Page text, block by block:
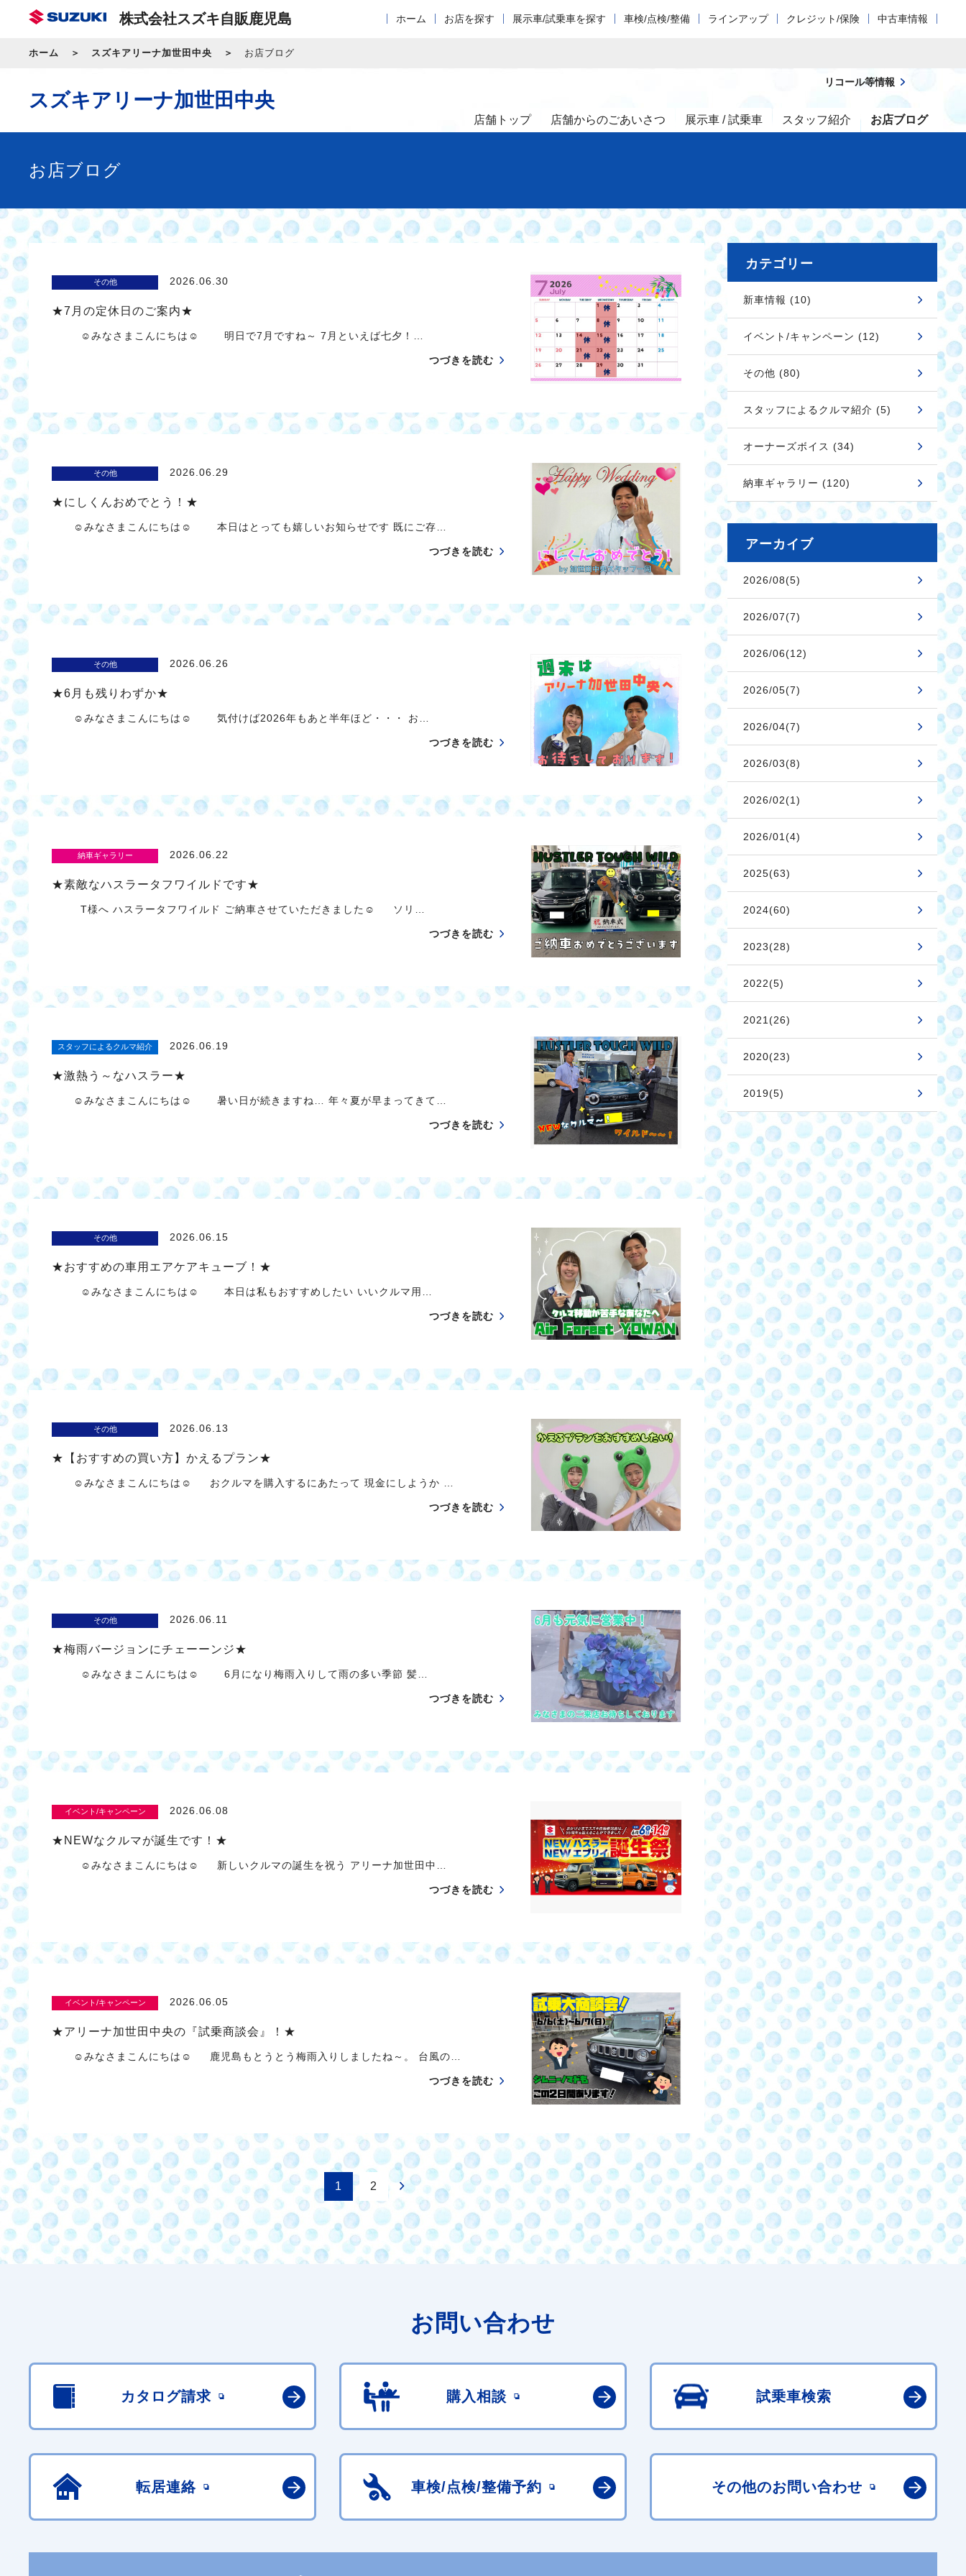
株式会社スズキ自販鹿児島 ホーム お店を探す 展示車/試乗車を探す 車検/点検/整備 ラインアップ クレジット/保険 中古車情報
ホーム スズキアリーナ加世田中央 お店ブログ
スズキアリーナ加世田中央
店舗トップ 店舗からのごあいさつ 展示車 / 試乗車 スタッフ紹介 お店ブログ
リコール等情報
お店ブログ
その他 2026.06.30
★7月の定休日のご案内★
☺みなさまこんにちは☺ 明日で7月ですね～ 7月といえば七夕！…
つづきを読む
その他 2026.06.29
★にしくんおめでとう！★
☺みなさまこんにちは☺ 本日はとっても嬉しいお知らせです 既にご存…
つづきを読む
その他 2026.06.26
★6月も残りわずか★
☺みなさまこんにちは☺ 気付けば2026年もあと半年ほど・・・ お…
つづきを読む
納車ギャラリー 2026.06.22
★素敵なハスラータフワイルドです★
T様へ ハスラータフワイルド ご納車させていただきました☺ ソリ…
つづきを読む
スタッフによるクルマ紹介 2026.06.19
★激熱う～なハスラー★
☺みなさまこんにちは☺ 暑い日が続きますね… 年々夏が早まってきて…
つづきを読む
その他 2026.06.15
★おすすめの車用エアケアキューブ！★
☺みなさまこんにちは☺ 本日は私もおすすめしたい いいクルマ用…
つづきを読む
その他 2026.06.13
★【おすすめの買い方】かえるプラン★
☺みなさまこんにちは☺ おクルマを購入するにあたって 現金にしようか …
つづきを読む
その他 2026.06.11
★梅雨バージョンにチェーーンジ★
☺みなさまこんにちは☺ 6月になり梅雨入りして雨の多い季節 髪…
つづきを読む
イベント/キャンペーン 2026.06.08
★NEWなクルマが誕生です！★
☺みなさまこんにちは☺ 新しいクルマの誕生を祝う アリーナ加世田中…
つづきを読む
イベント/キャンペーン 2026.06.05
★アリーナ加世田中央の『試乗商談会』！★
☺みなさまこんにちは☺ 鹿児島もとうとう梅雨入りしましたね～。 台風の…
つづきを読む
1 2
カテゴリー
新車情報 (10)
イベント/キャンペーン (12)
その他 (80)
スタッフによるクルマ紹介 (5)
オーナーズボイス (34)
納車ギャラリー (120)
アーカイブ
2026/08(5)
2026/07(7)
2026/06(12)
2026/05(7)
2026/04(7)
2026/03(8)
2026/02(1)
2026/01(4)
2025(63)
2024(60)
2023(28)
2022(5)
2021(26)
2020(23)
2019(5)
お問い合わせ
カタログ請求 購入相談 試乗車検索
転居連絡 車検/点検/整備予約 その他のお問い合わせ